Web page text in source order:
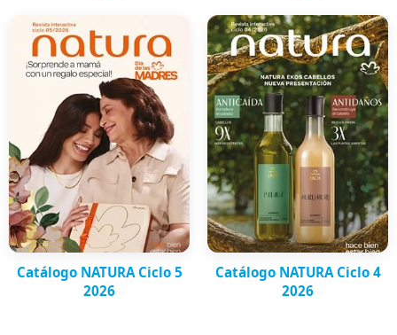
Catálogo NATURA Ciclo 5
2026
Catálogo NATURA Ciclo 4
2026